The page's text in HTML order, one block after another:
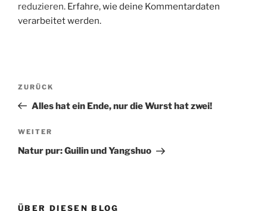
reduzieren. Erfahre, wie deine Kommentardaten
verarbeitet werden.
Beitragsnavigation
Vorheriger
Beitrag
ZURÜCK
Alles hat ein Ende, nur die Wurst hat zwei!
Nächster
Beitrag
WEITER
Natur pur: Guilin und Yangshuo
ÜBER DIESEN BLOG